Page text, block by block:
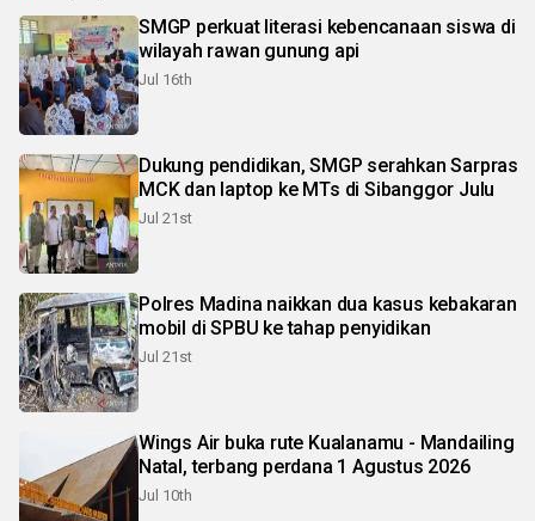
SMGP perkuat literasi kebencanaan siswa di
wilayah rawan gunung api
Jul 16th
Dukung pendidikan, SMGP serahkan Sarpras
MCK dan laptop ke MTs di Sibanggor Julu
Jul 21st
Polres Madina naikkan dua kasus kebakaran
mobil di SPBU ke tahap penyidikan
Jul 21st
Wings Air buka rute Kualanamu - Mandailing
Natal, terbang perdana 1 Agustus 2026
Jul 10th